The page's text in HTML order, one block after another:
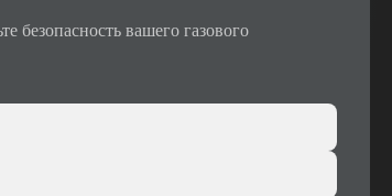
безопасность вашего газового